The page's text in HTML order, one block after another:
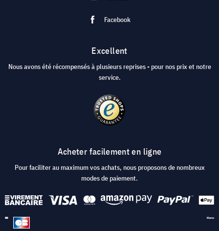
Facebook
Excellent
Nous avons été récompensés à plusieurs reprises - pour nos prix et notre
service.
Acheter facilement en ligne
Pour faciliter au maximum vos achats, nous proposons de nombreux
modes de paiement.